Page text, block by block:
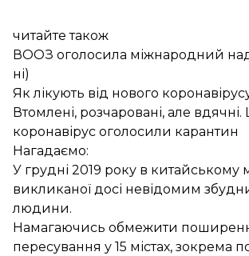
читайте також
ВООЗ оголосила міжнародний
ні)
Як лікують від нового
Втомлені, розчаровані, але
коронавірус оголосили карантин
Нагадаємо:
У грудні 2019 року в китайському
викликаної досі невідомим
людини.
Намагаючись обмежити
пересування у 15 містах, зокрема